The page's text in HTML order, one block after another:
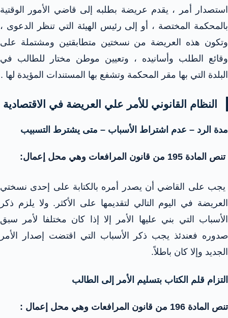
استصدار أمر ، يقدم عريضة بطلبه إلى قاضي الأمور الوقتية
بالمحكمة المختصة ، أو إلى رئيس الهيئة التي تنظر الدعوى ،
وتكون هذه العريضة من نسختين متطابقتين ومشتملة على
وقائع الطلب وأسانيده ، وتعيين موطن مختار للطالب في
البلدة التي بها مقر المحكمة وتشفع بها المستندات المؤيدة لها .
النظام القانوني للأمر علي العريضة في الاقتصادية
مدة الرد – عدم اشتراط الأسباب – متى يشترط التسبيب
تنص المادة 195 من قانون المرافعات وهي محل إعمال:
يجب على القاضي أن يصدر أمره بالكتابة على إحدى نسختي
العريضة في اليوم التالي لتقديمها على الأكثر. ولا يلزم ذكر
الأسباب التي بني عليها الأمر إلا إذا كان مختلفا لأمر سبق
صدوره فعندئذ يجب ذكر الأسباب التي اقتضت إصدار الأمر
الجديد وإلا كان باطلاً.
التزام قلم الكتاب بتسليم الأمر إلى الطالب
تنص المادة 196 من قانون المرافعات وهي محل إعمال :